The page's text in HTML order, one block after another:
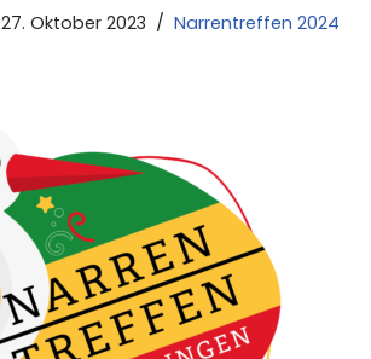
27. Oktober 2023 Narrentreffen 2024